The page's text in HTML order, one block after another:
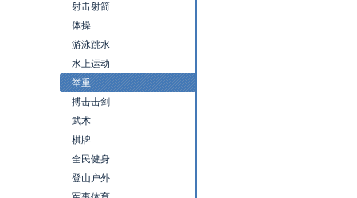
射击射箭
体操
游泳跳水
水上运动
举重
搏击击剑
武术
棋牌
全民健身
登山户外